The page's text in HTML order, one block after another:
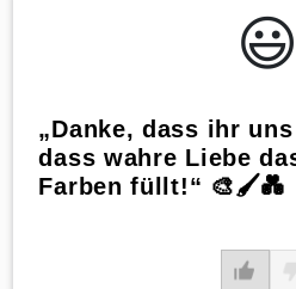
😃️
„Danke, dass ihr
dass wahre Liebe
Farben füllt!“ 🎨🖌️💑